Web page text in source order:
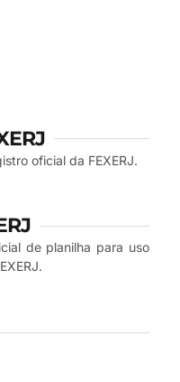
oficial da FEXERJ.
de planilha para uso